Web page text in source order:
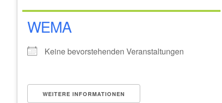
WEMA
Keine bevorstehenden Veranstaltungen
WEITERE INFORMATIONEN